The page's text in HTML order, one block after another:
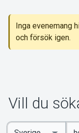
Inga evenemang
och försök igen.
Vill du
Ange
Select